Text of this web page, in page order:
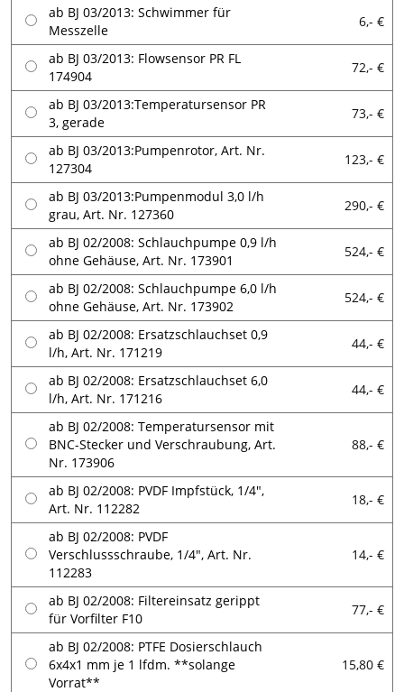
ab BJ 03/2013: Schwimmer für
Messzelle
6,- €
ab BJ 03/2013: Flowsensor PR FL
174904
72,- €
ab BJ 03/2013:Temperatursensor PR
3, gerade
73,- €
ab BJ 03/2013:Pumpenrotor, Art. Nr.
127304
123,- €
ab BJ 03/2013:Pumpenmodul 3,0 l/h
grau, Art. Nr. 127360
290,- €
ab BJ 02/2008: Schlauchpumpe 0,9 l/h
ohne Gehäuse, Art. Nr. 173901
524,- €
ab BJ 02/2008: Schlauchpumpe 6,0 l/h
ohne Gehäuse, Art. Nr. 173902
524,- €
ab BJ 02/2008: Ersatzschlauchset 0,9
l/h, Art. Nr. 171219
44,- €
ab BJ 02/2008: Ersatzschlauchset 6,0
l/h, Art. Nr. 171216
44,- €
ab BJ 02/2008: Temperatursensor mit
BNC-Stecker und Verschraubung, Art.
Nr. 173906
88,- €
ab BJ 02/2008: PVDF Impfstück, 1/4",
Art. Nr. 112282
18,- €
ab BJ 02/2008: PVDF
Verschlussschraube, 1/4", Art. Nr.
112283
14,- €
ab BJ 02/2008: Filtereinsatz gerippt
für Vorfilter F10
77,- €
ab BJ 02/2008: PTFE Dosierschlauch
6x4x1 mm je 1 lfdm. **solange
Vorrat**
15,80 €